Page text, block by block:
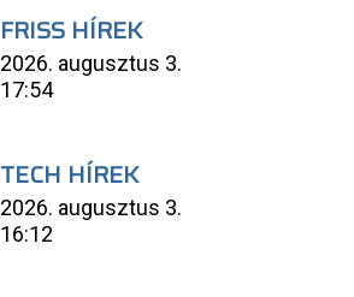
FRISS HÍREK
2026. augusztus 3.
17:54
TECH HÍREK
2026. augusztus 3.
16:12